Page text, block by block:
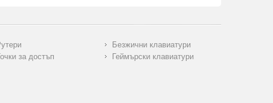
за достъп
Безжични клавиатури
Геймърски клавиатури